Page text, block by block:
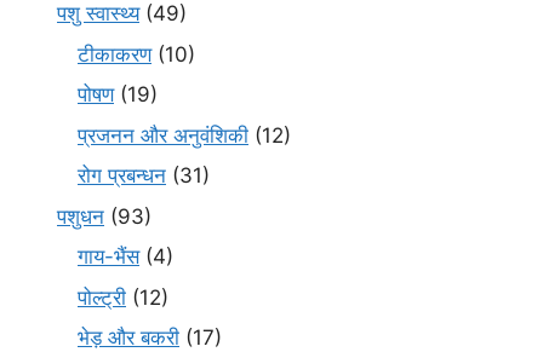
पशु स्वास्थ्य(49)
टीकाकरण(10)
पोषण(19)
प्रजनन और अनुवंशिकी (12)
रोग प्रबन्धन (31)
पशुधन (93)
गाय-भैंस(4)
पोल्ट्री (12)
भेड़ और बकरी (17)